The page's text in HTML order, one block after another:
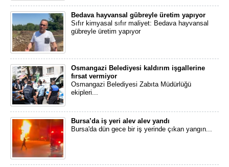
Bedava hayvansal gübreyle üretim yapıyor
Sıfır kimyasal sıfır maliyet: Bedava hayvansal
gübreyle üretim yapıyor
Osmangazi Belediyesi kaldırım işgallerine
fırsat vermiyor
Osmangazi Belediyesi Zabıta Müdürlüğü
ekipleri...
Bursa’da iş yeri alev alev yandı
Bursa'da dün gece bir iş yerinde çıkan yangın...